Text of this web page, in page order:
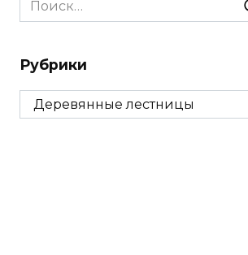
for:
Рубрики
Рубрики